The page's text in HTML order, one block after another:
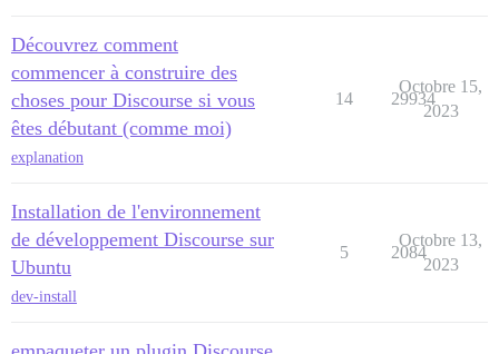
Découvrez comment
commencer à construire des
choses pour Discourse si vous
êtes débutant (comme moi)
explanation
14 29934
Octobre 15,
2023
Installation de l'environnement
de développement Discourse sur
Ubuntu
dev-install
5 2084
Octobre 13,
2023